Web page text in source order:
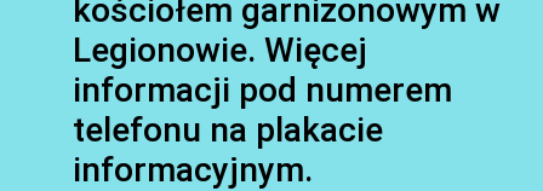
kościołem garnizonowym w
Legionowie. Więcej
informacji pod numerem
telefonu na plakacie
informacyjnym.